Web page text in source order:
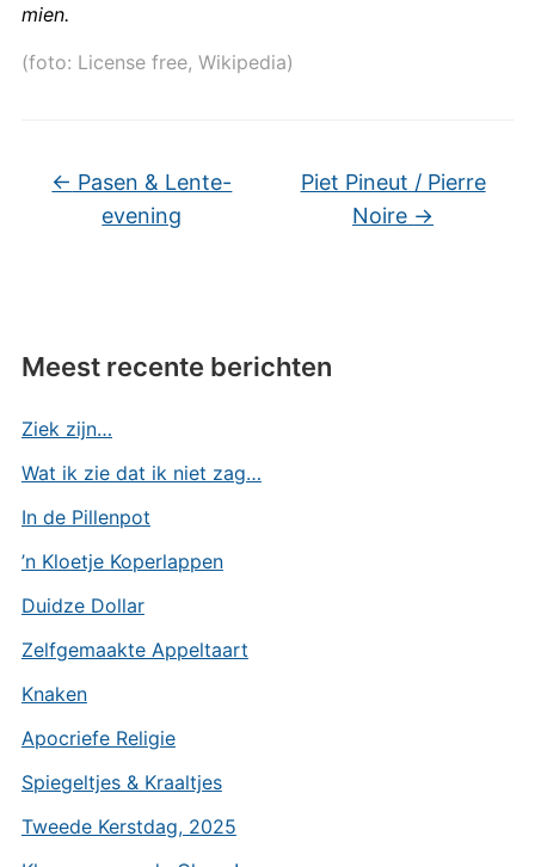
mien.
(foto: License free, Wikipedia)
← Pasen & Lente-
evening
Piet Pineut / Pierre
Noire →
Meest recente berichten
Ziek zijn…
Wat ik zie dat ik niet zag…
In de Pillenpot
’n Kloetje Koperlappen
Duidze Dollar
Zelfgemaakte Appeltaart
Knaken
Apocriefe Religie
Spiegeltjes & Kraaltjes
Tweede Kerstdag, 2025